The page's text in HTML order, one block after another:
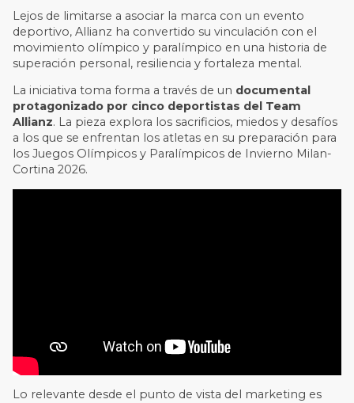
Lejos de limitarse a asociar la marca con un evento
deportivo, Allianz ha convertido su vinculación con el
movimiento olímpico y paralímpico en una historia de
superación personal, resiliencia y fortaleza mental.
La iniciativa toma forma a través de un documental
protagonizado por cinco deportistas del Team
Allianz. La pieza explora los sacrificios, miedos y desafíos
a los que se enfrentan los atletas en su preparación para
los Juegos Olímpicos y Paralímpicos de Invierno Milan-
Cortina 2026.
Lo relevante desde el punto de vista del marketing es